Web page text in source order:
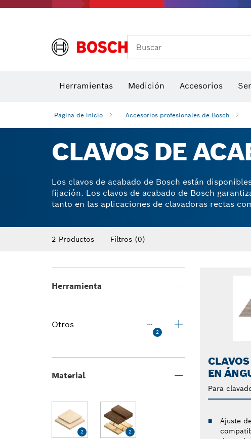
Buscar
Herramientas Medición Accesorios
Página de inicio Accesorios profesionales de Bosch
CLAVOS DE
Los clavos de acabado de Bosch están
fijación. Los clavos de acabado de Bosch
tanto en las aplicaciones de clavadoras rectas
2 Productos Filtros (0)
Herramienta
Otros
2
Material
2 2
EN
Para
Ajuste